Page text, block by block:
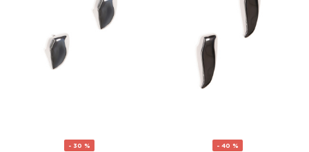
- 30 % - 40 %